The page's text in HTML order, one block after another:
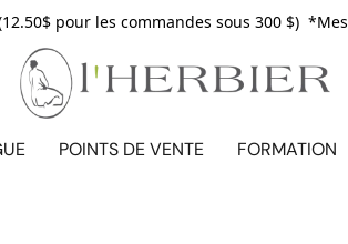
(12.50$ pour les commandes sous 300 $)
POINTS DE VENTE FORMATION